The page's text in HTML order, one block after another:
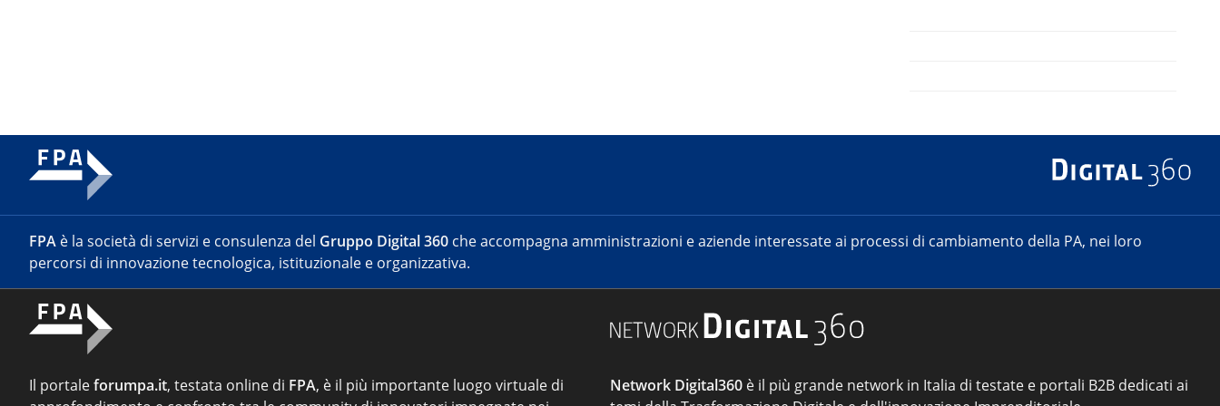
FPA è la società di servizi e consulenza del Gruppo Digital 360 che accompagna amministrazioni e aziende interessate ai processi di cambiamento della PA, nei loro
percorsi di innovazione tecnologica, istituzionale e organizzativa.
Il portaleforumpa.it, testata online di FPA, è il più importante luogo virtuale di
Network Digital360 è il più grande network in Italia di testate e portali B2B dedicati ai